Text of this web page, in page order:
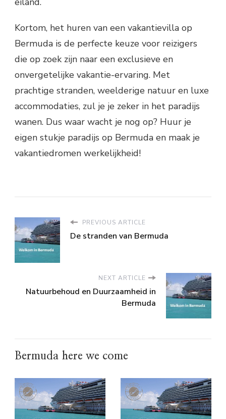
Kortom, het huren van een vakantievilla op
Bermuda is de perfecte keuze voor reizigers
die op zoek zijn naar een exclusieve en
onvergetelijke vakantie-ervaring. Met
prachtige stranden, weelderige natuur en luxe
accommodaties, zul je je zeker in het paradijs
wanen. Dus waar wacht je nog op? Huur je
eigen stukje paradijs op Bermuda en maak je
vakantiedromen werkelijkheid!
PREVIOUS ARTICLE
De stranden van Bermuda
NEXT ARTICLE
Natuurbehoud en Duurzaamheid in
Bermuda
Bermuda here we come